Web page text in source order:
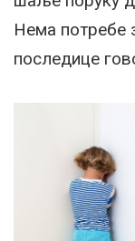
Нема потребе
последице